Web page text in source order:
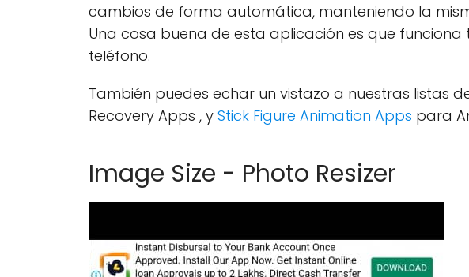
cambios de forma automática, manteniendo la
Una cosa buena de esta aplicación es que
teléfono.
También puedes echar un vistazo a nuestras listas
Recovery Apps , y Stick Figure Animation Apps para
Image Size - Photo Resizer